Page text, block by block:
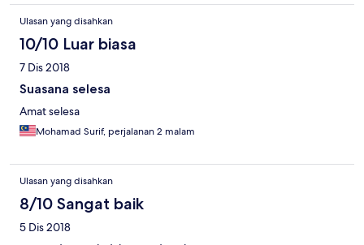
Ulasan yang disahkan
10/10 Luar biasa
7 Dis 2018
Suasana selesa
Amat selesa
Mohamad Surif, perjalanan 2 malam
Ulasan yang disahkan
8/10 Sangat baik
5 Dis 2018